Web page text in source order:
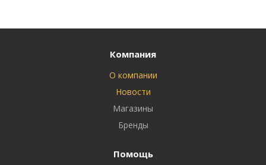
Компания
О компании
Новости
Магазины
Бренды
Помощь